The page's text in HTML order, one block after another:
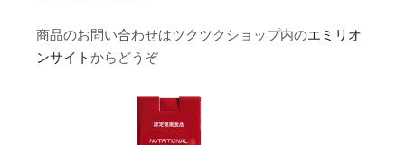
商品のお問い合わせはツクツクショップ内のエミリオ
ンサイトからどうぞ